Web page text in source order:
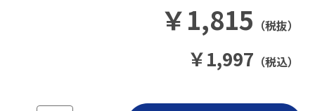
￥1,815 （税抜）
￥1,997 （税込）